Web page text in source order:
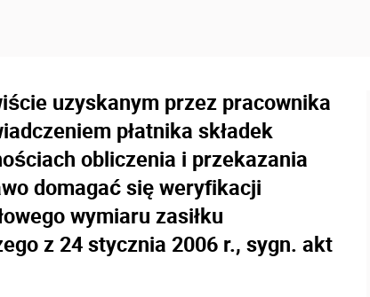
uzyskanym przez pracownika
płatnika składek
obliczenia i przekazania
domagać się weryfikacji
wymiaru zasiłku
z 24 stycznia 2006 r., sygn. akt